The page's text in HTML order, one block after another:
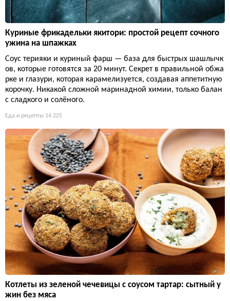
Куриные фрикадельки якитори: простой рецепт сочного
ужина на шпажках
Соус терияки и куриный фарш — база для быстрых шашлычк
ов, которые готовятся за 20 минут. Секрет в правильной обжа
рке и глазури, которая карамелизуется, создавая аппетитную
корочку. Никакой сложной маринадной химии, только балан
с сладкого и солёного.
Еда и рецепты 14 225
Котлеты из зеленой чечевицы с соусом тартар: сытный у
жин без мяса